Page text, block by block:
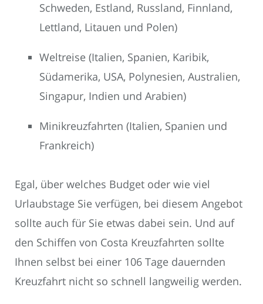
Schweden, Estland, Russland, Finnland,
Lettland, Litauen und Polen)
Weltreise (Italien, Spanien, Karibik,
Südamerika, USA, Polynesien, Australien,
Singapur, Indien und Arabien)
Minikreuzfahrten (Italien, Spanien und
Frankreich)
Egal, über welches Budget oder wie viel
Urlaubstage Sie verfügen, bei diesem Angebot
sollte auch für Sie etwas dabei sein. Und auf
den Schiffen von Costa Kreuzfahrten sollte
Ihnen selbst bei einer 106 Tage dauernden
Kreuzfahrt nicht so schnell langweilig werden.